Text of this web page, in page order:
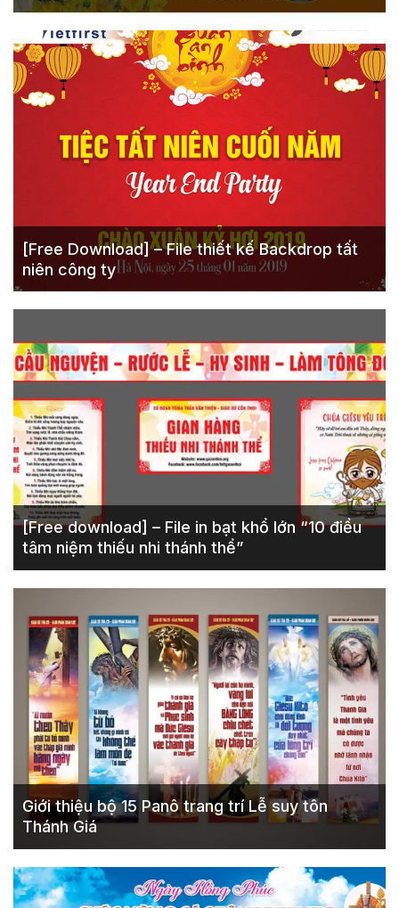
[Free Download] – File thiết kế Backdrop tất
niên công ty
[Free download] – File in bạt khổ lớn “10 điều
tâm niệm thiếu nhi thánh thể”
Giới thiệu bộ 15 Panô trang trí Lễ suy tôn
Thánh Giá